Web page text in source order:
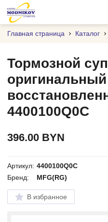
Главная страница Каталог
396.00 BYN
Тормозной
оригинальный
4400100Q0C
Артикул: 4400100Q0C
Бренд:
MFG(RG)
В избранное